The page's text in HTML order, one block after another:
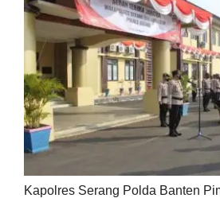
Kapolres Serang Polda Banten